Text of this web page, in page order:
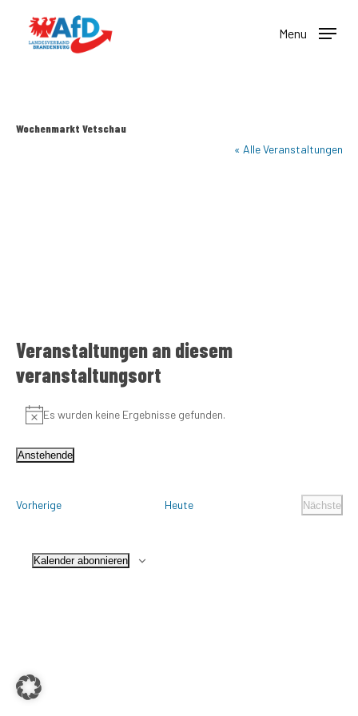
Menu
Wochenmarkt Vetschau
« Alle Veranstaltungen
Veranstaltungen an diesem
veranstaltungsort
Hinweis
Es wurden keine Ergebnisse gefunden.
Anstehende
VorherigeVeranstaltungen Heute
Nächste
Kalender abonnieren